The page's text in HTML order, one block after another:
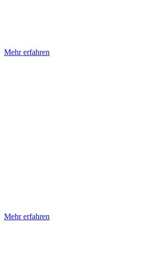
Mehr erfahren
Mehr erfahren